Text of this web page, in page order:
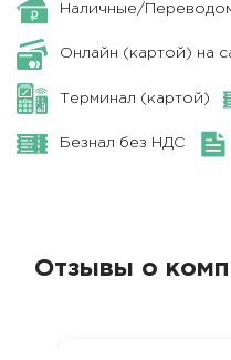
Наличные/
Онлайн (картой) на
Терминал (картой)
Безнал без НДС
Отзывы о